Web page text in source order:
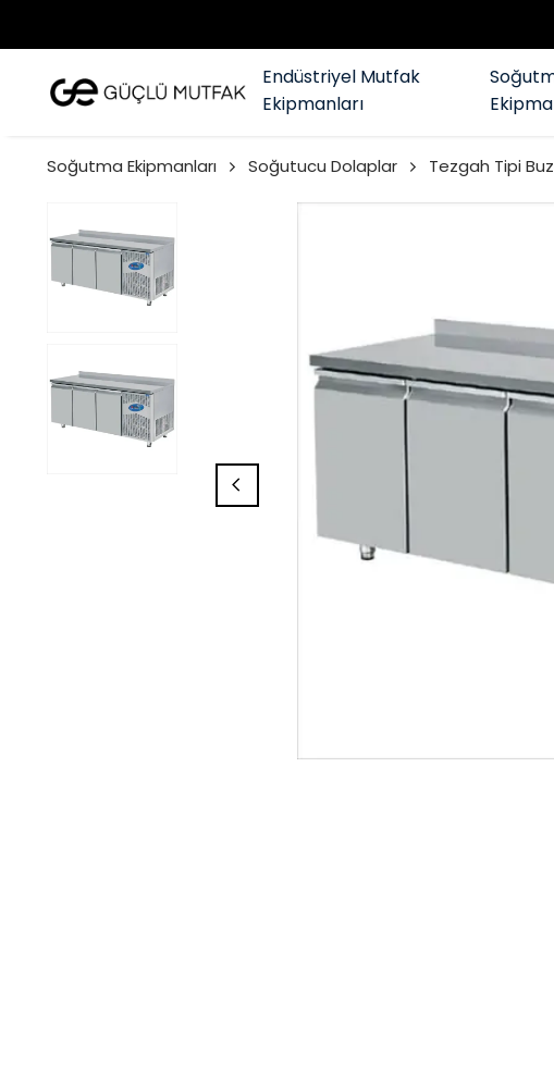
Endüstriyel Mutfak
Ekipmanları
Soğutma Ekipmanları Soğutucu Dolaplar Tezgah Tipi